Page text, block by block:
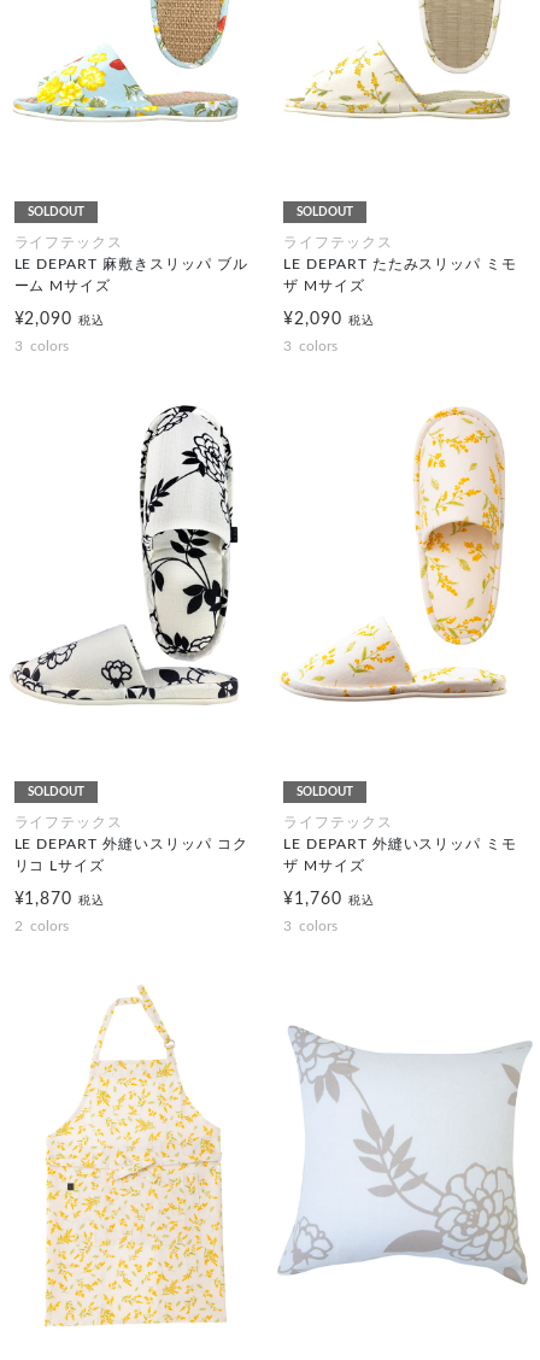
SOLDOUT
ライフテックス
LE DEPART 麻敷きスリッパ ブル
ーム Mサイズ
¥2,090税込
3 colors
SOLDOUT
ライフテックス
LE DEPART たたみスリッパ ミモ
ザ Mサイズ
¥2,090 税込
3 colors
SOLDOUT
ライフテックス
LE DEPART 外縫いスリッパ コク
リコ Lサイズ
¥1,870税込
2 colors
SOLDOUT
ライフテックス
LE DEPART 外縫いスリッパ ミモ
ザ Mサイズ
¥1,760 税込
3 colors